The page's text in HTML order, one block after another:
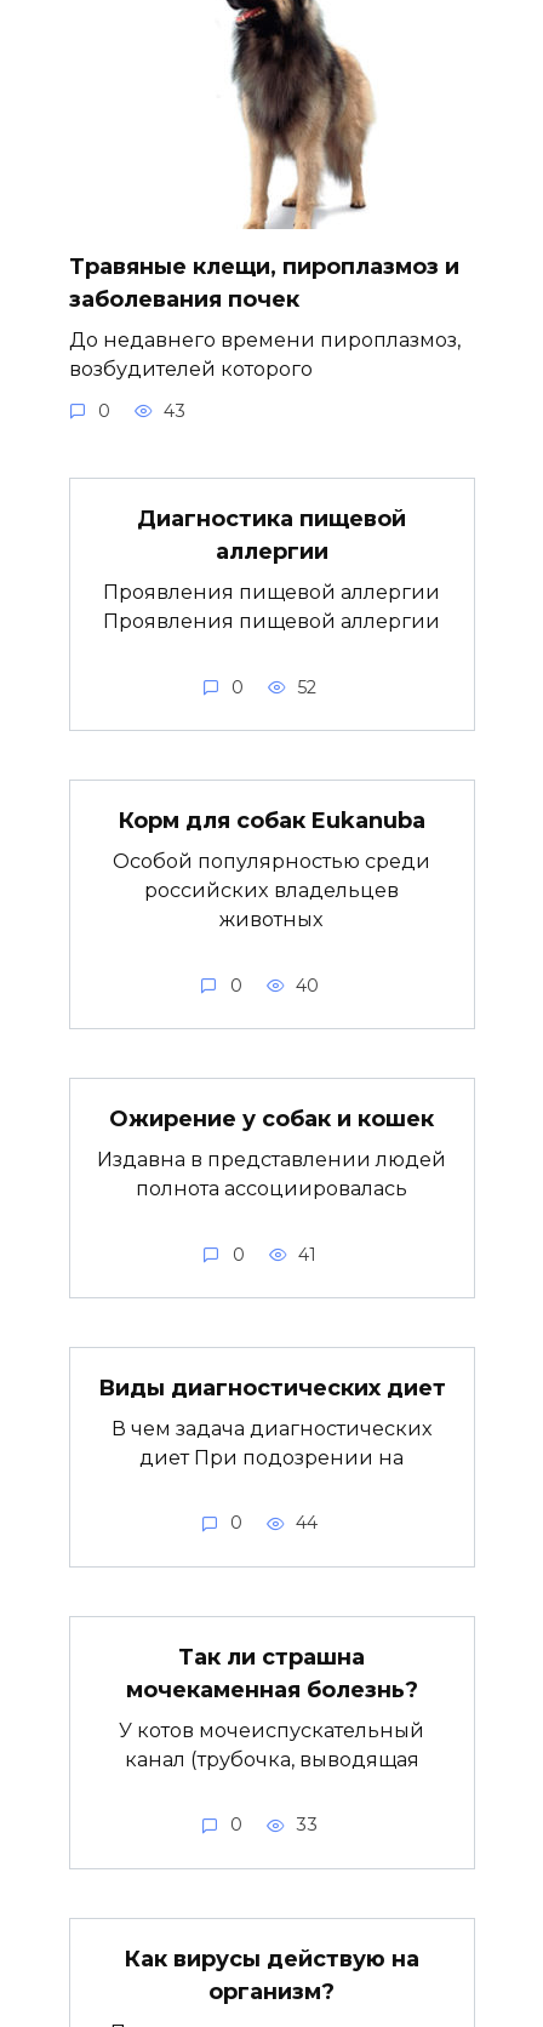
Травяные клещи, пироплазмоз и
заболевания почек
До недавнего времени пироплазмоз,
возбудителей которого
0 43
Диагностика пищевой
аллергии
Проявления пищевой аллергии
Проявления пищевой аллергии
0 52
Корм для собак Eukanuba
Особой популярностью среди
российских владельцев
животных
0 40
Ожирение у собак и кошек
Издавна в представлении людей
полнота ассоциировалась
0 41
Виды диагностических диет
В чем задача диагностических
диет При подозрении на
0 44
Так ли страшна
мочекаменная болезнь?
У котов мочеиспускательный
канал (трубочка, выводящая
0 33
Как вирусы действую на
организм?